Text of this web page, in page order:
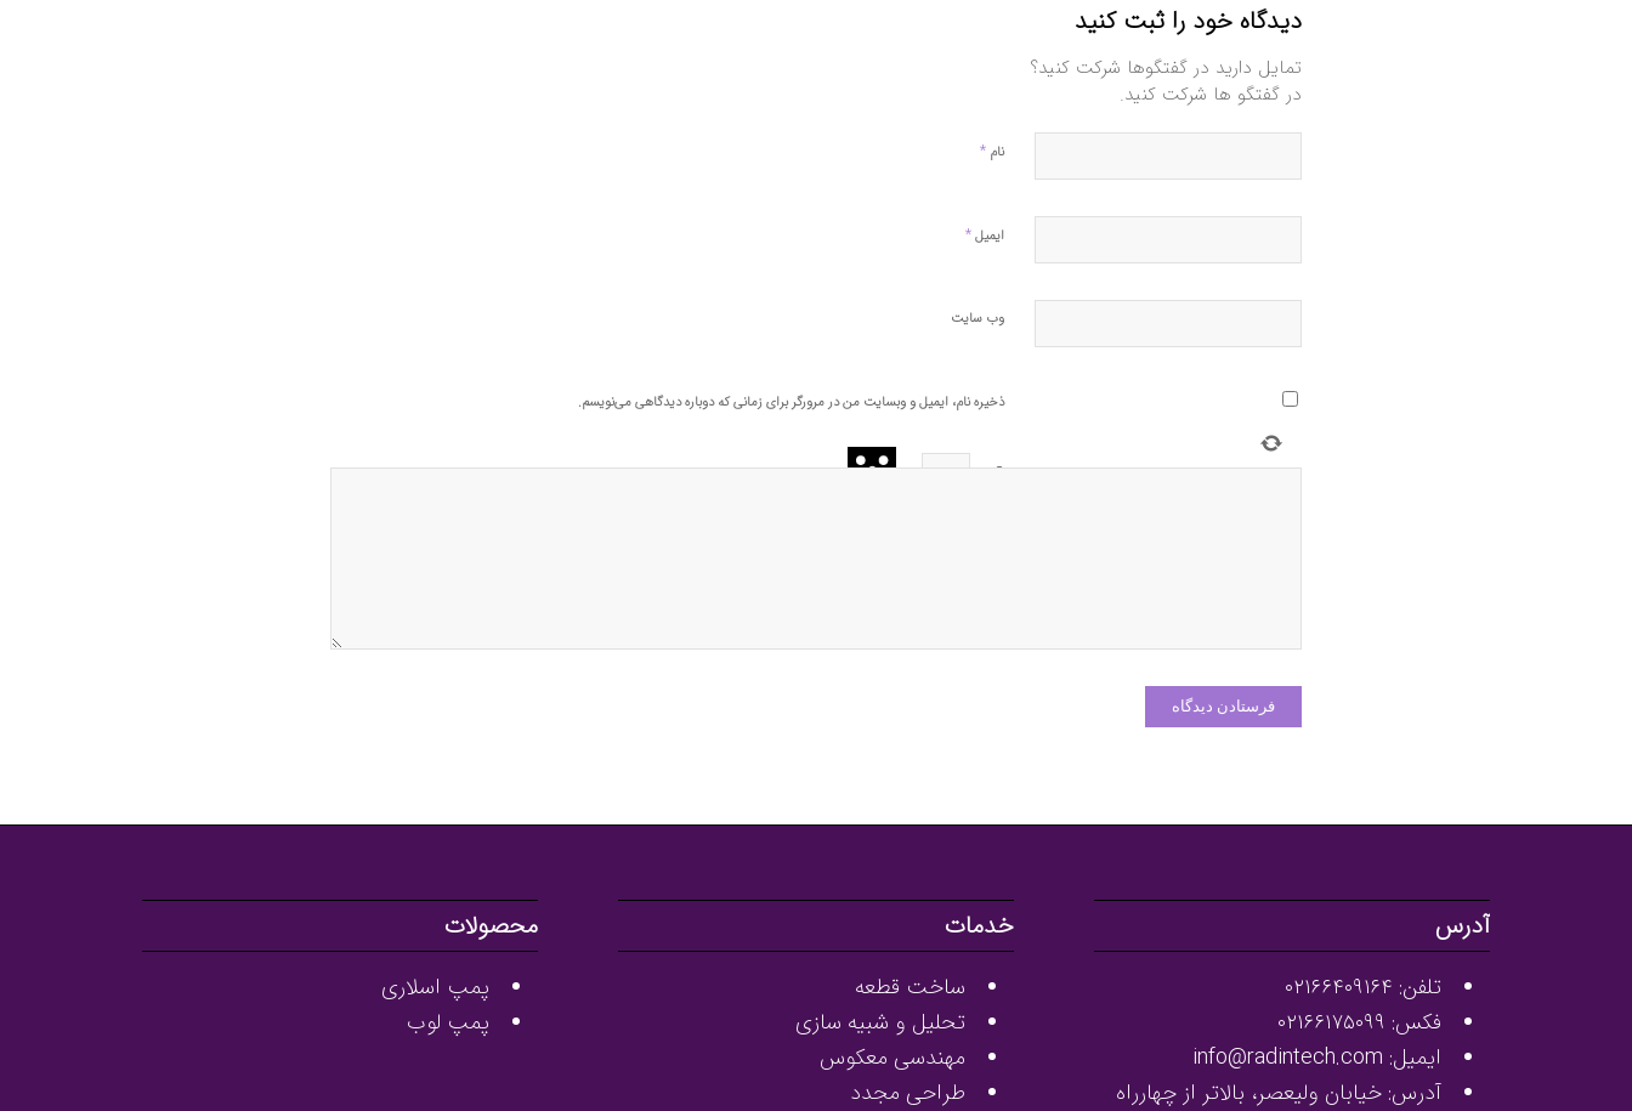
دیدگاه خود را ثبت کنید
تمایل دارید در گفتگوها شرکت کنید؟
در گفتگو ها شرکت کنید.
نام *
ایمیل*
وب‌ سایت
ذخیره نام، ایمیل و وبسایت من در مرورگر برای زمانی که دوباره دیدگاهی می‌نویسم.
3
+
=
آدرس
تلفن: ۰۲۱۶۶۴۰۹۱۶۴
فکس: ۰۲۱۶۶۱۷۵۰۹۹
ایمیل: info@radintech.com
آدرس: خیابان ولیعصر، بالاتر از چهارراه
خدمات
ساخت قطعه
تحلیل و شبیه سازی
مهندسی معکوس
طراحی مجدد
محصولات
پمپ اسلاری
پمپ لوب